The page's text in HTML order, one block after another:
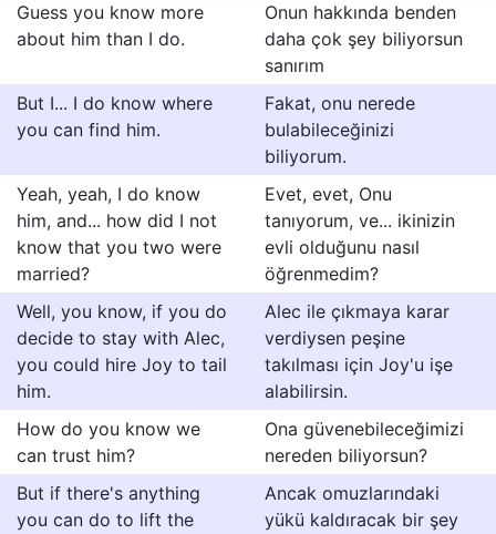
Guess you know more
about him than I do.
Onun hakkında benden
daha çok şey biliyorsun
sanırım
But I... I do know where
you can find him.
Fakat, onu nerede
bulabileceğinizi
biliyorum.
Yeah, yeah, I do know
him, and... how did I not
know that you two were
married?
Evet, evet, Onu
tanıyorum, ve... ikinizin
evli olduğunu nasıl
öğrenmedim?
Well, you know, if you do
decide to stay with Alec,
you could hire Joy to tail
him.
Alec ile çıkmaya karar
verdiysen peşine
takılması için Joy'u işe
alabilirsin.
How do you know we
can trust him?
Ona güvenebileceğimizi
nereden biliyorsun?
But if there's anything
you can do to lift the
Ancak omuzlarındaki
yükü kaldıracak bir şey